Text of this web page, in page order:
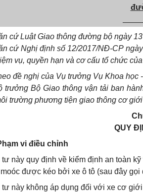
cứ Luật Giao thông đường bộ ngày
cứ Nghị định số 12/2017/NĐ-CP
vụ, quyền hạn và cơ cấu tổ chức
đề nghị của Vụ trưởng Vụ Khoa
trưởng Bộ Giao thông vận tải ban
trường phương tiện giao thông cơ
QUY
vi điều chỉnh
tư này quy định về kiểm định an toàn
được kéo bởi xe ô tô (sau đây gọi
tư này không áp dụng đối với xe cơ